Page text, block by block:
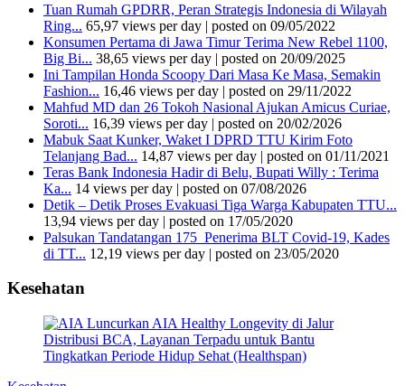
Tuan Rumah GPDRR, Peran Strategis Indonesia di Wilayah
Ring... 65,97 views per day | posted on 09/05/2022
Konsumen Pertama di Jawa Timur Terima New Rebel 1100,
Big Bi... 38,65 views per day | posted on 20/09/2025
Ini Tampilan Honda Scoopy Dari Masa Ke Masa, Semakin
Fashion... 16,46 views per day | posted on 29/11/2022
Mahfud MD dan 26 Tokoh Nasional Ajukan Amicus Curiae,
Soroti... 16,39 views per day | posted on 20/02/2026
Mabuk Saat Kunker, Waket I DPRD TTU Kirim Foto
Telanjang Bad... 14,87 views per day | posted on 01/11/2021
Teras Bank Indonesia Hadir di Belu, Bupati Willy : Terima
Ka... 14 views per day | posted on 07/08/2026
Detik – Detik Proses Evakuasi Tiga Warga Kabupaten TTU...
13,94 views per day | posted on 17/05/2020
Palsukan Tandatangan 175 Penerima BLT Covid-19, Kades
di TT... 12,19 views per day | posted on 23/05/2020
Kesehatan